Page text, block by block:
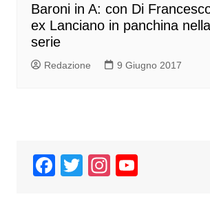
Baroni in A: con Di
ex Lanciano in panchina
serie
Redazione 9 Giugno 2017
F
T
In